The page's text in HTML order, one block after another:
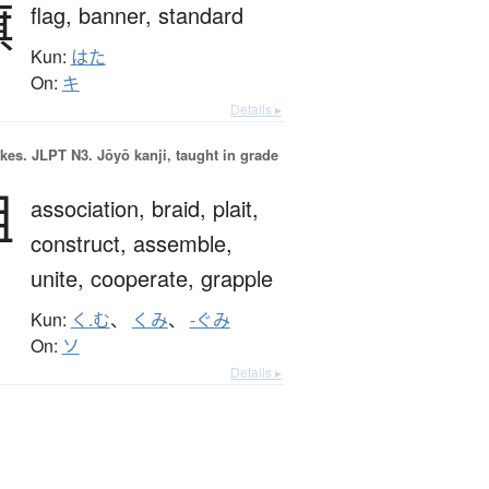
flag, banner, standard
Kun: はた
On: キ
Details ▸
JLPT N3. Jōyō kanji, taught in grade
association, braid, plait,
construct, assemble,
unite, cooperate, grapple
Kun: く.む、 くみ、 -ぐみ
On: ソ
Details ▸